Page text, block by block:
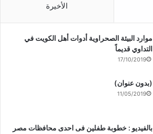
الأخيرة
موارد البيئة الصحراوية أدوات أهل الكويت في
التداوي قديماً
17/10/2019
(بدون عنوان)
11/05/2019
بالفيديو : خطوبة طفلين فى احدى محافظات مصر